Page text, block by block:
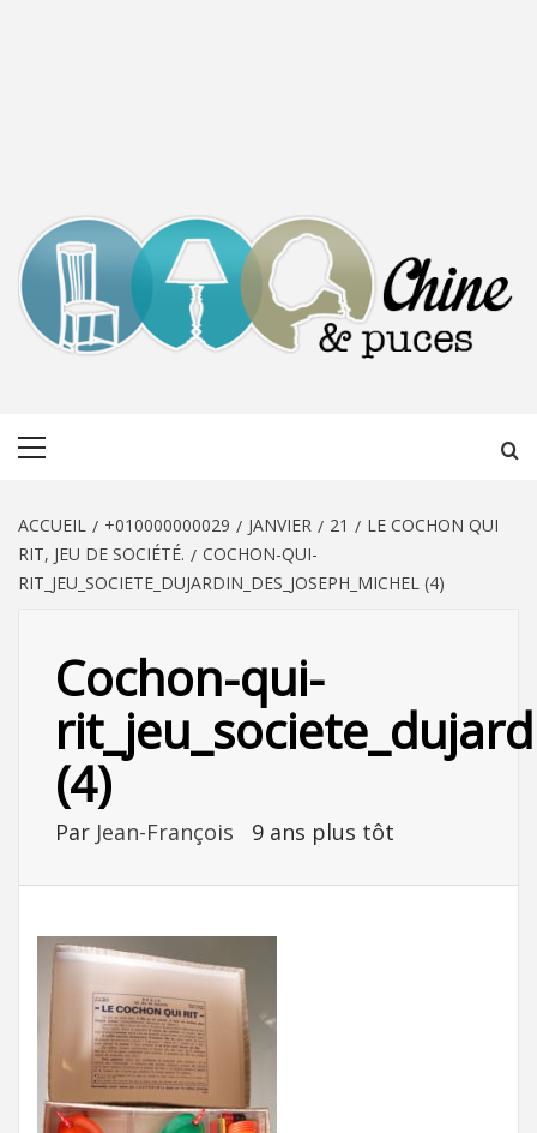
ACCUEIL +010000000029 JANVIER 21
LE COCHON QUI
RIT, JEU DE SOCIÉTÉ.
COCHON-QUI-
RIT_JEU_SOCIETE_DUJARDIN_DES_JOSEPH_MICHEL (4)
Cochon-qui-
(4)
Par Jean-François 9 ans plus tôt